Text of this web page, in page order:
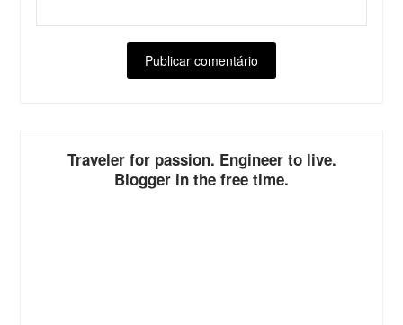
Traveler for passion. Engineer to live.
Blogger in the free time.